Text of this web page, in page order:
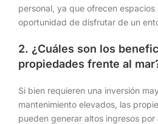
personal, ya que ofrecen
oportunidad de disfrutar de un
2. ¿Cuáles son los
propiedades frente al
Si bien requieren una inversión
mantenimiento elevados, las
pueden generar altos ingresos